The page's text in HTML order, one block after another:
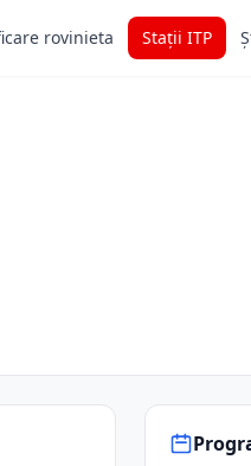
rovinieta Stații ITP